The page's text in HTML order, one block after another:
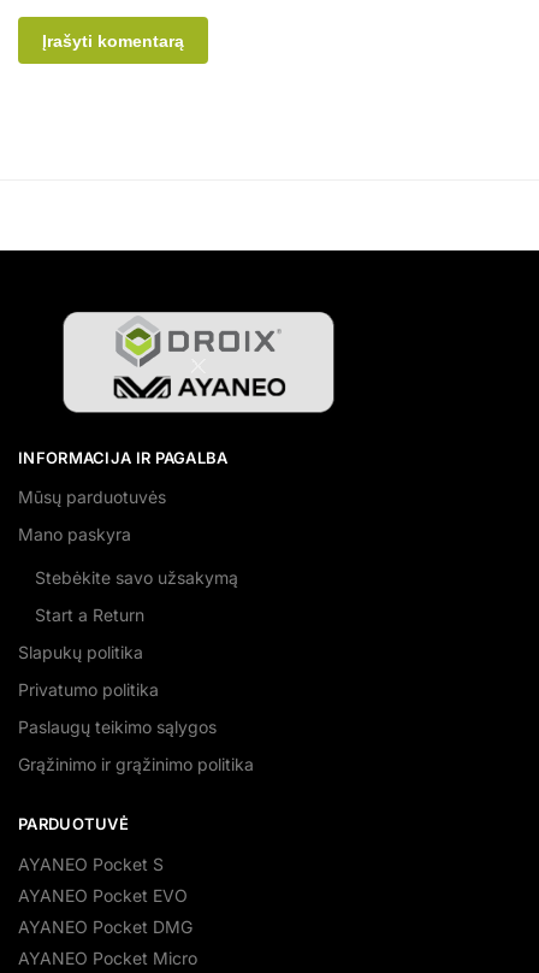
INFORMACIJA IR PAGALBA
Mūsų parduotuvės
Mano paskyra
Stebėkite savo užsakymą
Start a Return
Slapukų politika
Privatumo politika
Paslaugų teikimo sąlygos
Grąžinimo ir grąžinimo politika
PARDUOTUVĖ
AYANEO Pocket S
AYANEO Pocket EVO
AYANEO Pocket DMG
AYANEO Pocket Micro